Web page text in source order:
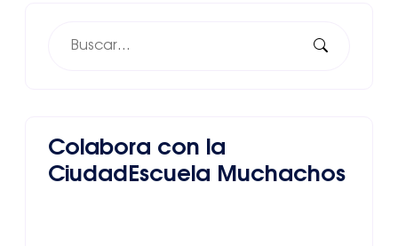
Colabora con la
CiudadEscuela Muchachos